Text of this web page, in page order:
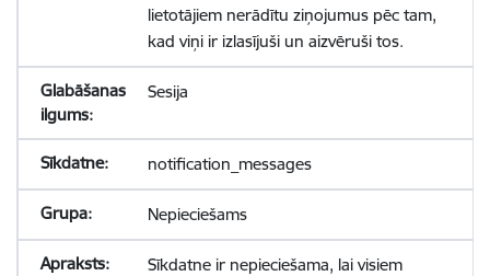
lietotājiem nerādītu ziņojumus pēc tam,
kad viņi ir izlasījuši un aizvēruši tos.
Sesija
notification_messages
Nepieciešams
Sīkdatne ir nepieciešama, lai visiem